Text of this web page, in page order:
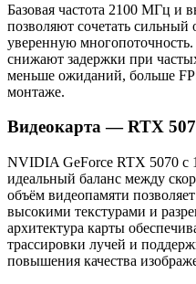
Базовая частота 2100 МГц и
позволяют сочетать
уверенную
снижают задержки при
меньше ожиданий, больше
монтаже.
Видеокарта — RTX
NVIDIA GeForce RTX 5070
идеальный баланс между
объём видеопамяти
высокими текстурами и
архитектура карты
трассировки лучей и
повышения качества